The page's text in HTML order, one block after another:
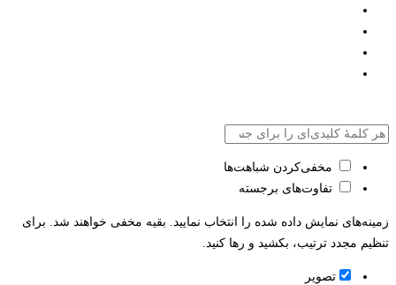
مخفی‌کردن شباهت‌ها
تفاوت‌های برجسته
زمینه‌های نمایش داده شده را انتخاب نمایید. بقیه مخفی خواهند شد. برای
تنظیم مجدد ترتیب، بکشید و رها کنید.
تصویر